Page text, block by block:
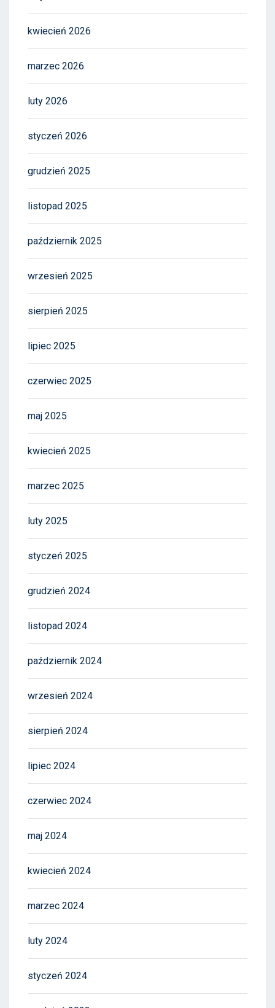
kwiecień 2026
marzec 2026
luty 2026
styczeń 2026
grudzień 2025
listopad 2025
październik 2025
wrzesień 2025
sierpień 2025
lipiec 2025
czerwiec 2025
maj 2025
kwiecień 2025
marzec 2025
luty 2025
styczeń 2025
grudzień 2024
listopad 2024
październik 2024
wrzesień 2024
sierpień 2024
lipiec 2024
czerwiec 2024
maj 2024
kwiecień 2024
marzec 2024
luty 2024
styczeń 2024